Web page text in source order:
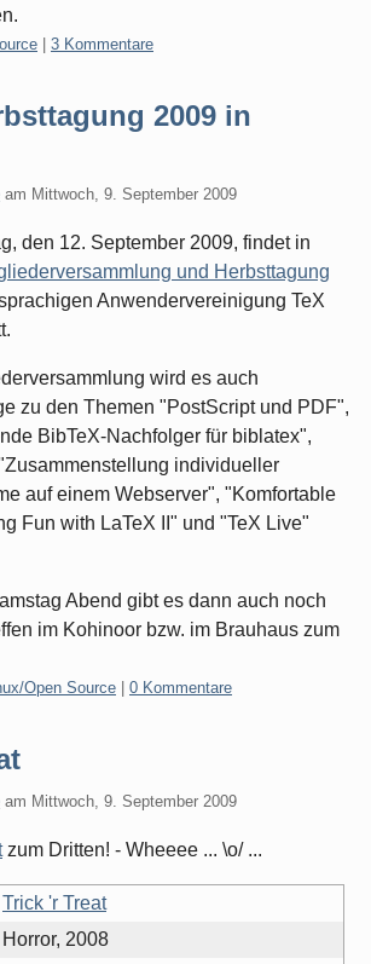
3 Kommentare
2009 in
am Mittwoch, 9. September 2009
den 12. September 2009, findet in
und Herbsttagung
Anwendervereinigung TeX
wird es auch
zu den Themen "PostScript und PDF",
BibTeX-Nachfolger für biblatex",
individueller
auf einem Webserver", "Komfortable
Fun with LaTeX II" und "TeX Live"
Abend gibt es dann auch noch
im Kohinoor bzw. im Brauhaus zum
Open Source 0 Kommentare
am Mittwoch, 9. September 2009
zum Dritten! - Wheeee ... \o/ ...
Trick 'r Treat
Horror, 2008